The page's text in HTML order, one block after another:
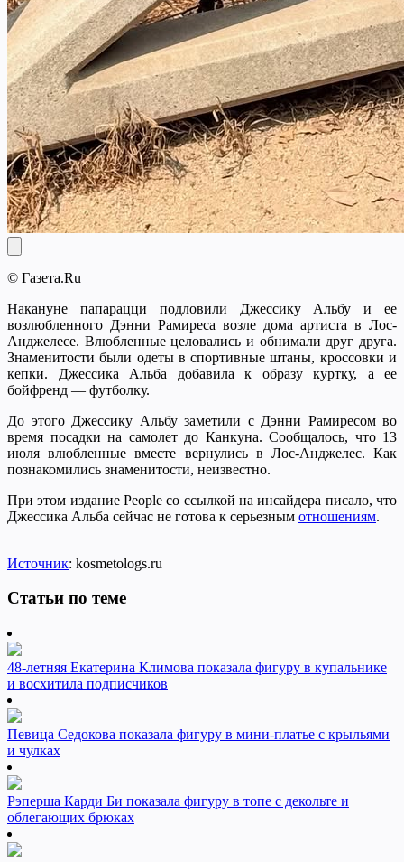
© Газета.Ru
Накануне папарацци подловили Джессику Альбу и ее
возлюбленного Дэнни Рамиреса возле дома артиста в Лос-
Анджелесе. Влюбленные целовались и обнимали друг друга.
Знаменитости были одеты в спортивные штаны, кроссовки и
кепки. Джессика Альба добавила к образу куртку, а ее
бойфренд — футболку.
До этого Джессику Альбу заметили с Дэнни Рамиресом во
время посадки на самолет до Канкуна. Сообщалось, что 13
июля влюбленные вместе вернулись в Лос-Анджелес. Как
познакомились знаменитости, неизвестно.
При этом издание People со ссылкой на инсайдера писало, что
Джессика Альба сейчас не готова к серьезным отношениям.
Источник: kosmetologs.ru
Статьи по теме
48-летняя Екатерина Климова показала фигуру в купальнике
и восхитила подписчиков
Певица Седокова показала фигуру в мини-платье с крыльями
и чулках
Рэперша Карди Би показала фигуру в топе с декольте и
облегающих брюках